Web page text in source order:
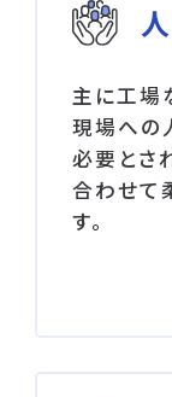
主に工場
現場への
必要とさ
合わせて
す。